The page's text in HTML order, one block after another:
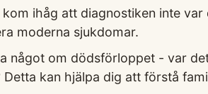
ihåg att diagnostiken inte
moderna sjukdomar.
något om dödsförloppet - var
kan hjälpa dig att förstå